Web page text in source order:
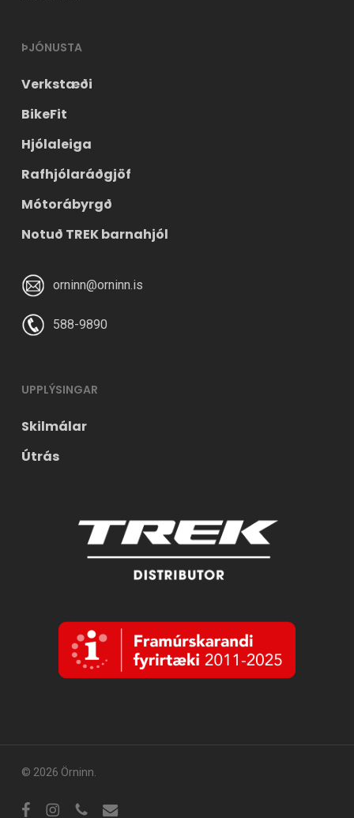
ÞJÓNUSTA
Verkstæði
BikeFit
Hjólaleiga
Rafhjólaráðgjöf
Mótorábyrgð
Notuð TREK barnahjól
orninn@orninn.is
588-9890
UPPLÝSINGAR
Skilmálar
Útrás
© 2026 Örninn.
FacebookInstagram
sími tölvupóstur